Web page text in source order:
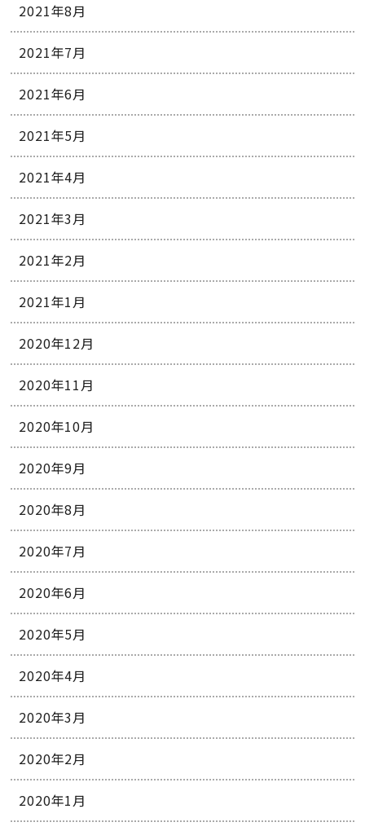
2021年8月
2021年7月
2021年6月
2021年5月
2021年4月
2021年3月
2021年2月
2021年1月
2020年12月
2020年11月
2020年10月
2020年9月
2020年8月
2020年7月
2020年6月
2020年5月
2020年4月
2020年3月
2020年2月
2020年1月